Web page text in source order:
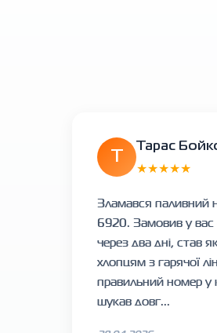
Тарас
★★★★★
Зламався паливний
6920. Замовив у
через два дні, став
хлопцям з гарячої
правильний номер у
шукав довг...